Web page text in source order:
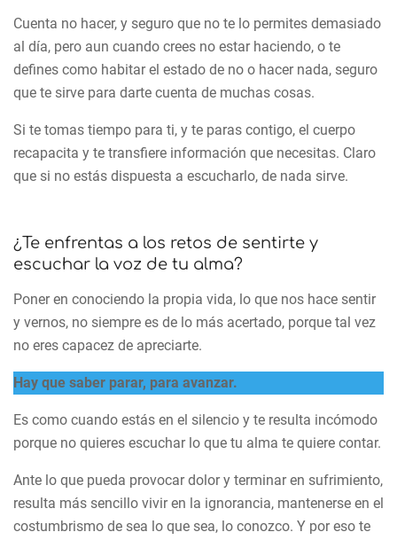
Cuenta no hacer, y seguro que no te lo permites demasiado
al día, pero aun cuando crees no estar haciendo, o te
defines como habitar el estado de no o hacer nada, seguro
que te sirve para darte cuenta de muchas cosas.
Si te tomas tiempo para ti, y te paras contigo, el cuerpo
recapacita y te transfiere información que necesitas. Claro
que si no estás dispuesta a escucharlo, de nada sirve.
¿Te enfrentas a los retos de sentirte y
escuchar la voz de tu alma?
Poner en conociendo la propia vida, lo que nos hace sentir
y vernos, no siempre es de lo más acertado, porque tal vez
no eres capacez de apreciarte.
Hay que saber parar, para avanzar.
Es como cuando estás en el silencio y te resulta incómodo
porque no quieres escuchar lo que tu alma te quiere contar.
Ante lo que pueda provocar dolor y terminar en sufrimiento,
resulta más sencillo vivir en la ignorancia, mantenerse en el
costumbrismo de sea lo que sea, lo conozco. Y por eso te